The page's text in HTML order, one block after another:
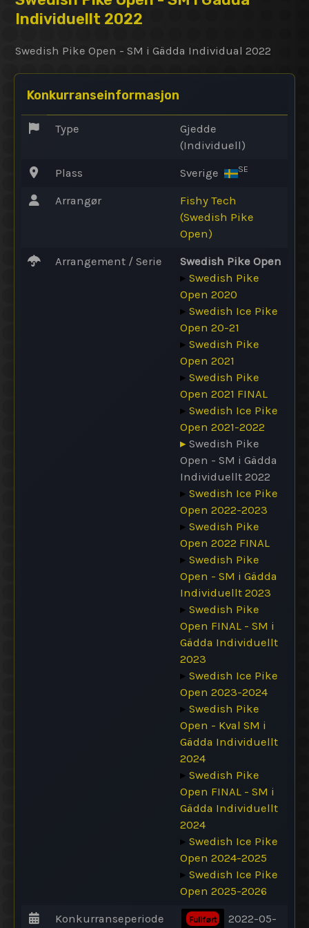
Individuellt 2022
Swedish Pike Open - SM i Gädda Individual 2022
Konkurranseinformasjon
Type
Gjedde
(Individuell)
Plass Sverige SE
Arrangør
Fishy Tech
(Swedish Pike
Open)
Arrangement / Serie
Swedish Pike Open
▸ Swedish Pike
Open 2020
▸ Swedish Ice Pike
Open 20-21
▸ Swedish Pike
Open 2021
▸ Swedish Pike
Open 2021 FINAL
▸ Swedish Ice Pike
Open 2021-2022
▸ Swedish Pike
Open - SM i Gädda
Individuellt 2022
▸ Swedish Ice Pike
Open 2022-2023
▸ Swedish Pike
Open 2022 FINAL
▸ Swedish Pike
Open - SM i Gädda
Individuellt 2023
▸ Swedish Pike
Open FINAL - SM i
Gädda Individuellt
2023
▸ Swedish Ice Pike
Open 2023-2024
▸ Swedish Pike
Open - Kval SM i
Gädda Individuellt
2024
▸ Swedish Pike
Open FINAL - SM i
Gädda Individuellt
2024
▸ Swedish Ice Pike
Open 2024-2025
▸ Swedish Ice Pike
Open 2025-2026
Konkurranseperiode Fullført 2022-05-